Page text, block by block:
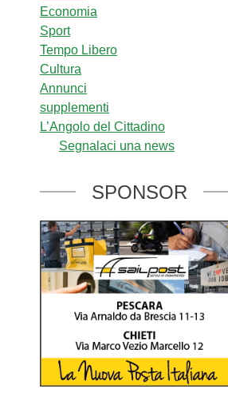
Economia
Sport
Tempo Libero
Cultura
Annunci
supplementi
L’Angolo del Cittadino
Segnalaci una news
SPONSOR